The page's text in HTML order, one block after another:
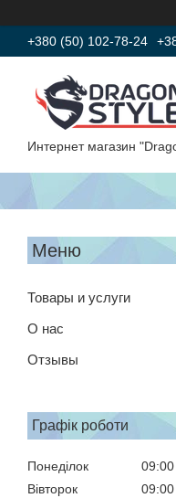
+380 (50) 102-78-24
Интернет магазин
Товары и услуги
О нас
Отзывы
Графік роботи
Понеділок 09:00
Вівторок
09:00